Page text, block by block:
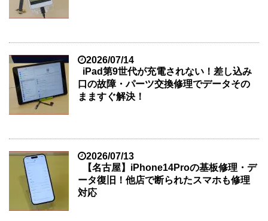
2026/07/14
iPad第9世代が充電されない！差し込み
口の故障・パーツ交換修理でデータその
まますぐ解決！
2026/07/13
【名古屋】iPhone14Proの基板修理・デ
ータ復旧！他店で断られたスマホも修理
対応